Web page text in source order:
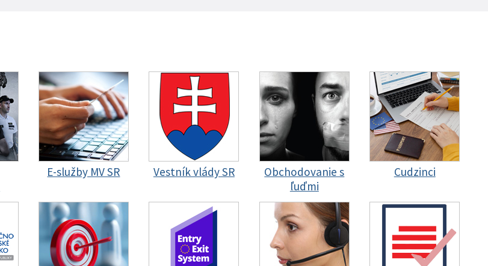
E-služby MV SR Vestník vlády SR
Obchodovanie s
ľuďmi
Cudzinci